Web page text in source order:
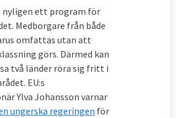
nyligen ett program för
Medborgare från både
omfattas utan att
görs. Därmed kan
två länder röra sig fritt i
EU:s
Ylva Johansson varnar
ungerska regeringen för